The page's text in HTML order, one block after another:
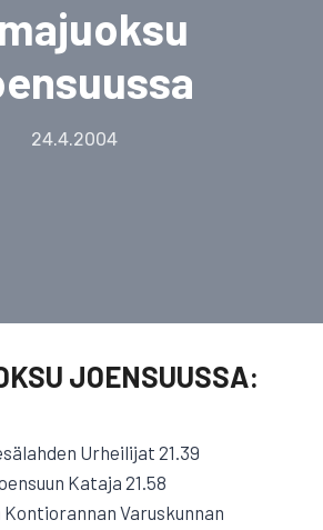
24.4.2004
JOENSUUSSA:
Urheilijat 21.39
Kataja 21.58
Varuskunnan